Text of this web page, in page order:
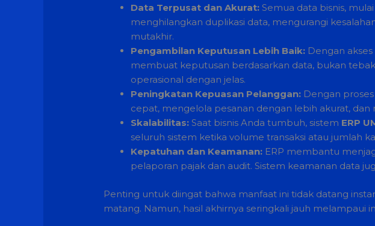
Data Terpusat dan Akurat: Semua data bisnis,
menghilangkan duplikasi data, mengurangi
mutakhir.
Pengambilan Keputusan Lebih Baik: Dengan
membuat keputusan berdasarkan data, bukan
operasional dengan jelas.
Peningkatan Kepuasan Pelanggan: Dengan
cepat, mengelola pesanan dengan lebih akurat,
Skalabilitas: Saat bisnis Anda tumbuh, sistem ERP
seluruh sistem ketika volume transaksi atau jumlah
Kepatuhan dan Keamanan: ERP membantu
pelaporan pajak dan audit. Sistem keamanan data
Penting untuk diingat bahwa manfaat ini tidak datang
matang. Namun, hasil akhirnya seringkali jauh melampaui